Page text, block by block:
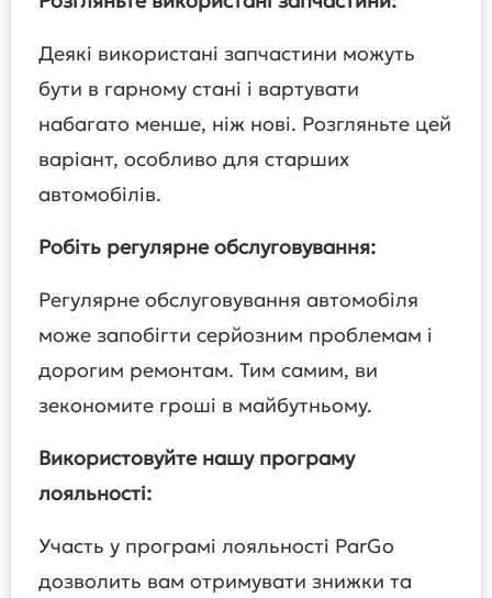
Деякі використані запчастини можуть
бути в гарному стані і вартувати
набагато менше, ніж нові. Розгляньте цей
варіант, особливо для старших
автомобілів.
Робіть регулярне обслуговування:
Регулярне обслуговування автомобіля
може запобігти серйозним проблемам і
дорогим ремонтам. Тим самим, ви
зекономите гроші в майбутньому.
Використовуйте нашу програму
лояльності:
Участь у програмі лояльності ParGo
дозволить вам отримувати знижки та